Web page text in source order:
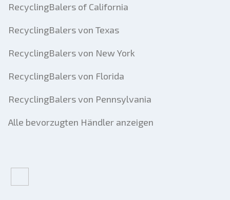
RecyclingBalers of California
RecyclingBalers von Texas
RecyclingBalers von New York
RecyclingBalers von Florida
RecyclingBalers von Pennsylvania
Alle bevorzugten Händler anzeigen